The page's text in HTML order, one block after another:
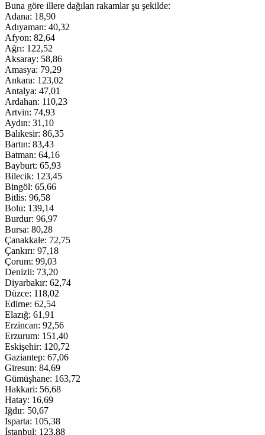
Buna göre illere dağılan rakamlar şu şekilde:
Adana: 18,90
Adıyaman: 40,32
Afyon: 82,64
Ağrı: 122,52
Aksaray: 58,86
Amasya: 79,29
Ankara: 123,02
Antalya: 47,01
Ardahan: 110,23
Artvin: 74,93
Aydın: 31,10
Balıkesir: 86,35
Bartın: 83,43
Batman: 64,16
Bayburt: 65,93
Bilecik: 123,45
Bingöl: 65,66
Bitlis: 96,58
Bolu: 139,14
Burdur: 96,97
Bursa: 80,28
Çanakkale: 72,75
Çankırı: 97,18
Çorum: 99,03
Denizli: 73,20
Diyarbakır: 62,74
Düzce: 118,02
Edirne: 62,54
Elazığ: 61,91
Erzincan: 92,56
Erzurum: 151,40
Eskişehir: 120,72
Gaziantep: 67,06
Giresun: 84,69
Gümüşhane: 163,72
Hakkari: 56,68
Hatay: 16,69
Iğdır: 50,67
Isparta: 105,38
İstanbul: 123,88